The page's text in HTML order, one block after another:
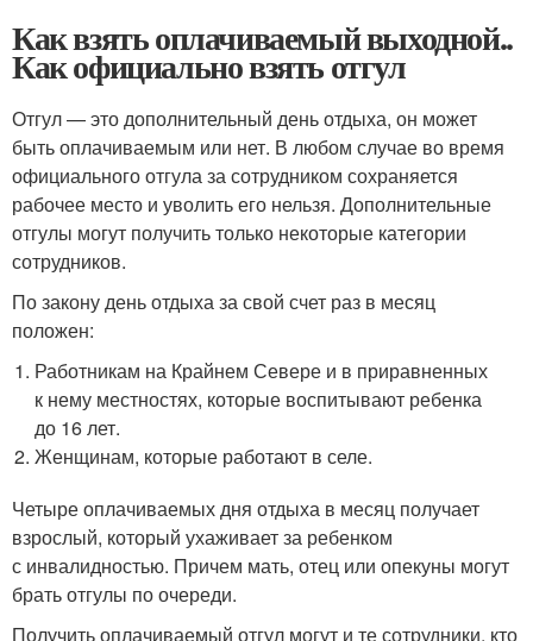
Как взять оплачиваемый выходной..
Как официально взять отгул
Отгул — это дополнительный день отдыха, он может
быть оплачиваемым или нет. В любом случае во время
официального отгула за сотрудником сохраняется
рабочее место и уволить его нельзя. Дополнительные
отгулы могут получить только некоторые категории
сотрудников.
По закону день отдыха за свой счет раз в месяц
положен:
Работникам на Крайнем Севере и в приравненных
к нему местностях, которые воспитывают ребенка
до 16 лет.
Женщинам, которые работают в селе.
Четыре оплачиваемых дня отдыха в месяц получает
взрослый, который ухаживает за ребенком
с инвалидностью. Причем мать, отец или опекуны могут
брать отгулы по очереди.
Получить оплачиваемый отгул могут и те сотрудники, кто